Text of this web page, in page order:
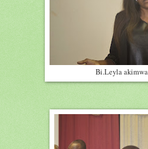
Bi.Leyla